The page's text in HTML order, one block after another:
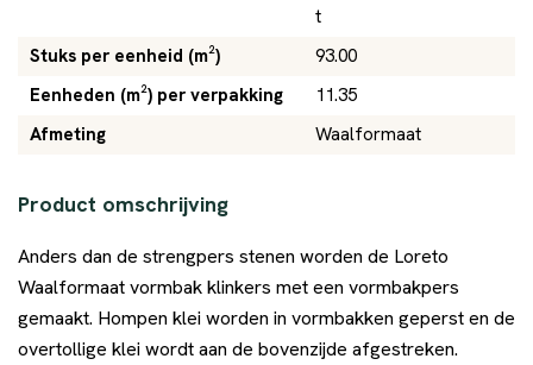
t
Stuks per eenheid (m²)
93.00
Eenheden (m²) per verpakking
11.35
Afmeting
Waalformaat
Product omschrijving
Anders dan de strengpers stenen worden de Loreto
Waalformaat vormbak klinkers met een vormbakpers
gemaakt. Hompen klei worden in vormbakken geperst en de
overtollige klei wordt aan de bovenzijde afgestreken.